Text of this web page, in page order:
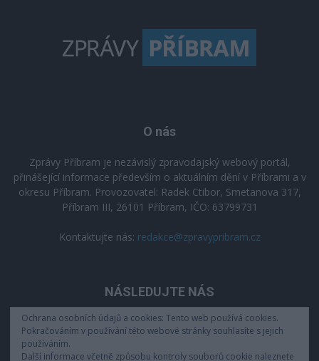
O nás
Zprávy Příbram je nezávislý zpravodajský webový portál,
přinášející informace především o aktuálním dění v Příbrami a v
okresu Příbram. Provozovatel: Radek Ctibor, Smetanova 317,
Příbram III, 26101 Příbram, IČO: 63799731
Kontaktujte nás: redakce@zpravypribram.cz
NÁSLEDUJTE NÁS
Ochrana osobních údajů a cookies: Tento web používá cookies.
Pokračováním v používání této webové stránky souhlasíte s jejich
používáním.
Další informace včetně způsobu kontroly souborů cookie naleznete